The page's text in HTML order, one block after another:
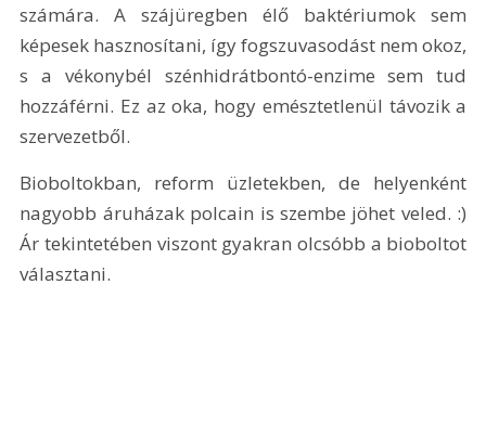
számára. A szájüregben élő baktériumok sem
képesek hasznosítani, így fogszuvasodást nem okoz,
s a vékonybél szénhidrátbontó-enzime sem tud
hozzáférni. Ez az oka, hogy emésztetlenül távozik a
szervezetből.
Bioboltokban, reform üzletekben, de helyenként
nagyobb áruházak polcain is szembe jöhet veled. :)
Ár tekintetében viszont gyakran olcsóbb a bioboltot
választani.